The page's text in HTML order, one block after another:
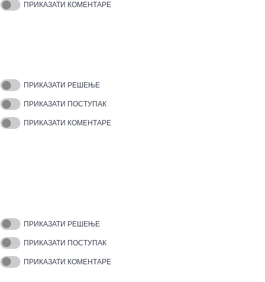
ПРИКАЗАТИ КОМЕНТАРЕ
ПРИКАЗАТИ РЕШЕЊЕ
ПРИКАЗАТИ ПОСТУПАК
ПРИКАЗАТИ КОМЕНТАРЕ
ПРИКАЗАТИ РЕШЕЊЕ
ПРИКАЗАТИ ПОСТУПАК
ПРИКАЗАТИ КОМЕНТАРЕ